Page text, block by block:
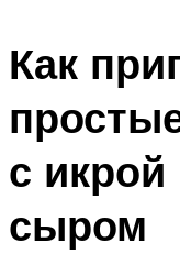
Как
с
сыром